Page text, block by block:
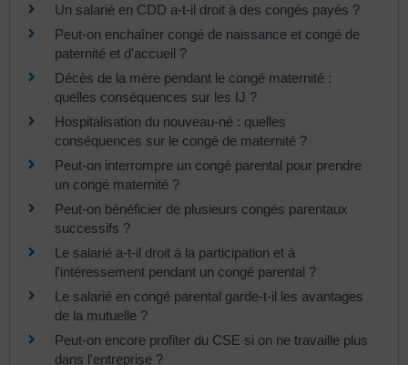
Un salarié en CDD a-t-il droit à des congés payés ?
Peut-on enchaîner congé de naissance et congé de
paternité et d'accueil ?
Décès de la mère pendant le congé maternité :
quelles conséquences sur les IJ ?
Hospitalisation du nouveau-né : quelles
conséquences sur le congé de maternité ?
Peut-on interrompre un congé parental pour prendre
un congé maternité ?
Peut-on bénéficier de plusieurs congés parentaux
successifs ?
Le salarié a-t-il droit à la participation et à
l'intéressement pendant un congé parental ?
Le salarié en congé parental garde-t-il les avantages
de la mutuelle ?
Peut-on encore profiter du CSE si on ne travaille plus
dans l'entreprise ?